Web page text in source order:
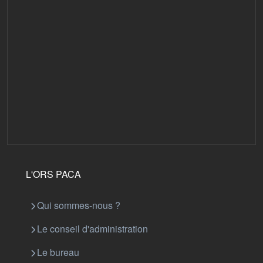
L'ORS PACA
Qui sommes-nous ?
Le conseil d'administration
Le bureau